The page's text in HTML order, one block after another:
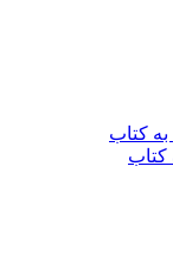
کتاب
کتاب